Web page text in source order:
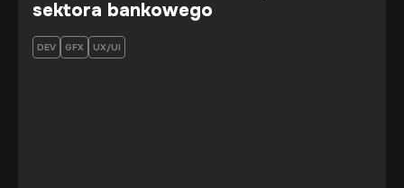
sektora bankowego
DEV GFX UX/UI